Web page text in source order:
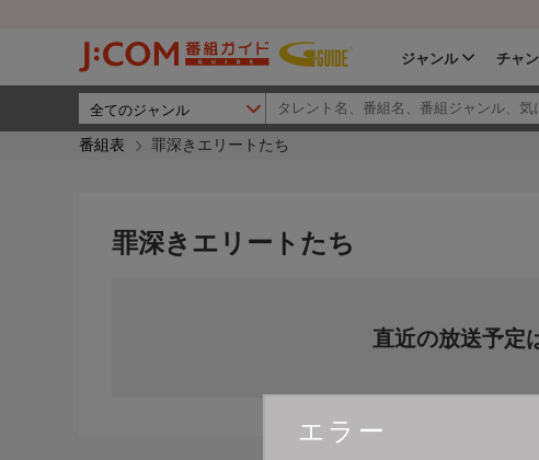
ジャンル チャ
番組表 罪深きエリートたち
エラー
罪深きエリートたち
直近の放送予定